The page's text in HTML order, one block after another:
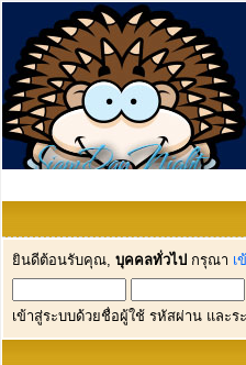
ยินดีต้อนรับคุณ, บุคคลทั่วไป กรุณา เ
เข้าสู่ระบบด้วยชื่อผู้ใช้ รหัสผ่าน และร